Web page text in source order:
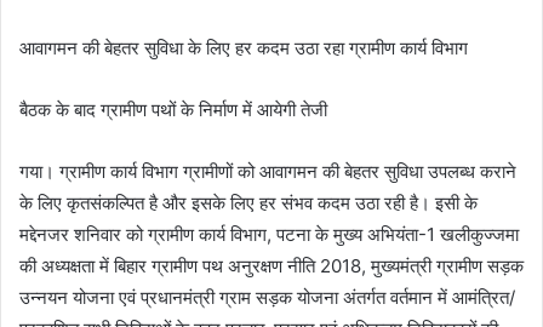
आवागमन की बेहतर सुविधा के लिए हर कदम उठा रहा ग्रामीण कार्य विभाग
बैठक के बाद ग्रामीण पथों के निर्माण में आयेगी तेजी
गया। ग्रामीण कार्य विभाग ग्रामीणों को आवागमन की बेहतर सुविधा उपलब्ध कराने
के लिए कृतसंकल्पित है और इसके लिए हर संभव कदम उठा रही है। इसी के
मद्देनजर शनिवार को ग्रामीण कार्य विभाग, पटना के मुख्य अभियंता-1 खलीकुज्जमा
की अध्यक्षता में बिहार ग्रामीण पथ अनुरक्षण नीति 2018, मुख्यमंत्री ग्रामीण सड़क
उन्नयन योजना एवं प्रधानमंत्री ग्राम सड़क योजना अंतर्गत वर्तमान में आमंत्रित/